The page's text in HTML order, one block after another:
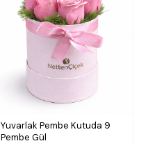
Yuvarlak Pembe Kutuda 9
Pembe Gül